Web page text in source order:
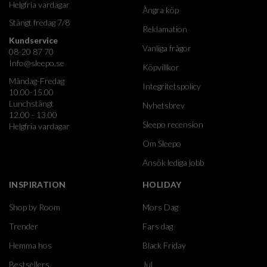
Helgfria vardagar
Stängt fredag 7/8
Kundservice
08-20 87 70
Info@sleepo.se
Måndag-Fredag
10.00-15.00
Lunchstängt
12.00 - 13.00
Helgfria vardagar
Ångra köp
Reklamation
Vanliga frågor
Köpvillkor
Integritetspolicy
Nyhetsbrev
Sleepo recension
Om Sleepo
Ansök lediga jobb
INSPIRATION
Shop by Room
Trender
Hemma hos
Bestsellers
HOLIDAY
Mors Dag
Fars dag
Black Friday
Jul